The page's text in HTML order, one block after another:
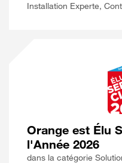
Installation Experte,
Orange est Élu
l'Année 2026
dans la catégorie